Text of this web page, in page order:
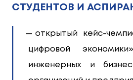
СТУДЕНТОВ И
открытый кейс-
цифровой
инженерных и